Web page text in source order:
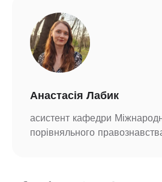
Анастасія Лабик
асистент кафедри
порівняльного